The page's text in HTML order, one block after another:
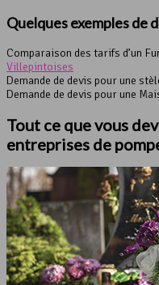
Quelques exemples de
Comparaison des tarifs d’un
Villepintoises
Demande de devis pour une
Demande de devis pour une
Tout ce que vous
entreprises de